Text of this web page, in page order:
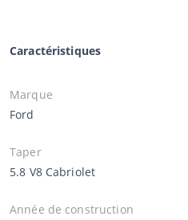
Caractéristiques
Marque
Ford
Taper
5.8 V8 Cabriolet
Année de construction